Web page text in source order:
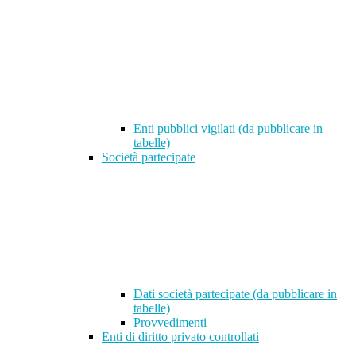
Enti pubblici vigilati (da pubblicare in
tabelle)
Società partecipate
Dati società partecipate (da pubblicare in
tabelle)
Provvedimenti
Enti di diritto privato controllati